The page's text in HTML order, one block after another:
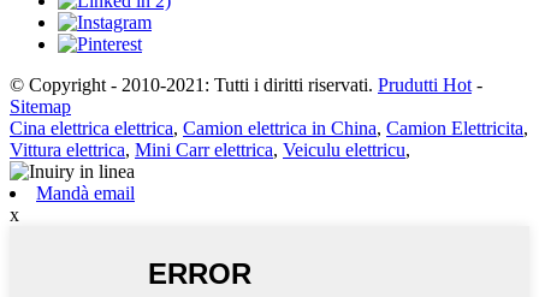
© Copyright - 2010-2021: Tutti i diritti riservati. Prudutti Hot-
Sitemap
Cina elettrica elettrica, Camion elettrica in China, Camion Elettricita,
Vittura elettrica, Mini Carr elettrica, Veiculu elettricu,
Mandà email
x